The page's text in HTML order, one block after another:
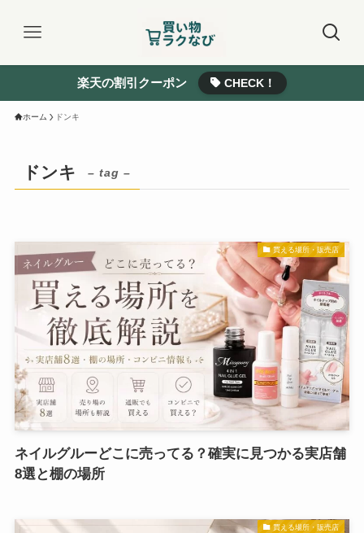
楽天の割引クーポン CHECK！
ホーム ドンキ
ドンキ – tag –
買える場所・販売店
ネイルグルーどこに売ってる？確実に見つかる実店舗
8選と棚の場所
買える場所・販売店